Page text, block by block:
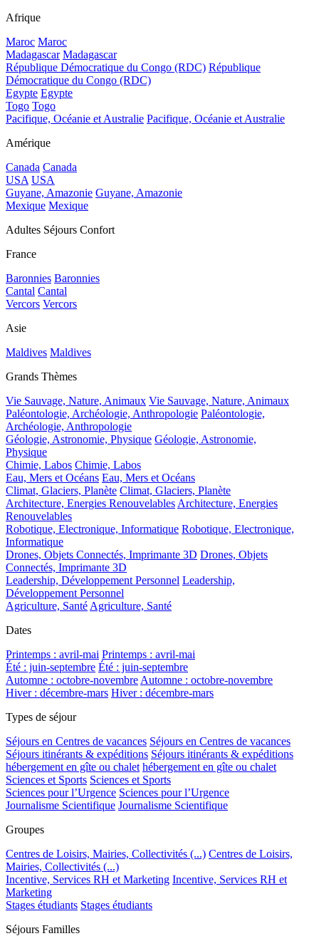
Afrique
Maroc Maroc
Madagascar Madagascar
République Démocratique du Congo (RDC) République
Démocratique du Congo (RDC)
Egypte Egypte
Togo Togo
Pacifique, Océanie et Australie Pacifique, Océanie et Australie
Amérique
Canada Canada
USA USA
Guyane, Amazonie Guyane, Amazonie
Mexique Mexique
Adultes Séjours Confort
France
Baronnies Baronnies
Cantal Cantal
Vercors Vercors
Asie
Maldives Maldives
Grands Thèmes
Vie Sauvage, Nature, Animaux Vie Sauvage, Nature, Animaux
Paléontologie, Archéologie, Anthropologie Paléontologie,
Archéologie, Anthropologie
Géologie, Astronomie, Physique Géologie, Astronomie,
Physique
Chimie, Labos Chimie, Labos
Eau, Mers et Océans Eau, Mers et Océans
Climat, Glaciers, Planète Climat, Glaciers, Planète
Architecture, Energies Renouvelables Architecture, Energies
Renouvelables
Robotique, Electronique, Informatique Robotique, Electronique,
Informatique
Drones, Objets Connectés, Imprimante 3D Drones, Objets
Connectés, Imprimante 3D
Leadership, Développement Personnel Leadership,
Développement Personnel
Agriculture, Santé Agriculture, Santé
Dates
Printemps : avril-mai Printemps : avril-mai
Été : juin-septembre Été : juin-septembre
Automne : octobre-novembre Automne : octobre-novembre
Hiver : décembre-mars Hiver : décembre-mars
Types de séjour
Séjours en Centres de vacances Séjours en Centres de vacances
Séjours itinérants & expéditions Séjours itinérants & expéditions
hébergement en gîte ou chalet hébergement en gîte ou chalet
Sciences et Sports Sciences et Sports
Sciences pour l’Urgence Sciences pour l’Urgence
Journalisme Scientifique Journalisme Scientifique
Groupes
Centres de Loisirs, Mairies, Collectivités (...) Centres de Loisirs,
Mairies, Collectivités (...)
Incentive, Services RH et Marketing Incentive, Services RH et
Marketing
Stages étudiants Stages étudiants
Séjours Familles